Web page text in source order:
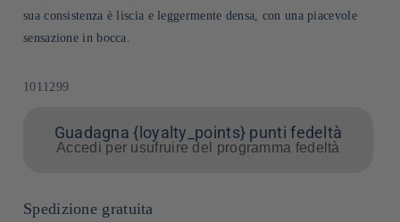
sua consistenza è liscia e leggermente densa, con una piacevole
sensazione in bocca.
SKU:
1011299
Guadagna {loyalty_points} punti fedeltà
Accedi per usufruire del programma fedeltà
Spedizione gratuita